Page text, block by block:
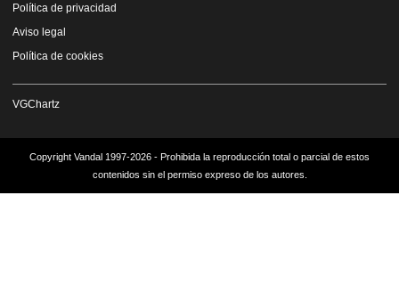
Política de privacidad
Aviso legal
Política de cookies
VGChartz
Copyright Vandal 1997-2026 - Prohibida la reproducción total o parcial de estos
contenidos sin el permiso expreso de los autores.